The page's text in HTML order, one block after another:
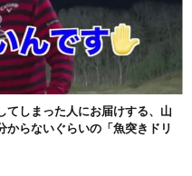
てしまった人にお届けする、山
からないぐらいの「魚突きドリ